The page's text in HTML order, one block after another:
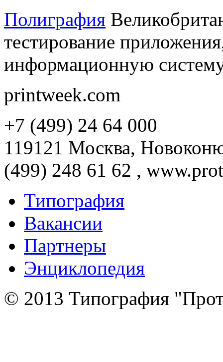
Полиграфия
тестирование
информационную
printweek.com
+7 (499) 24 64 000
119121 Москва,
(499) 248 61 62 ,
Типография
Вакансии
Партнеры
Энциклопедия
© 2013 Типография